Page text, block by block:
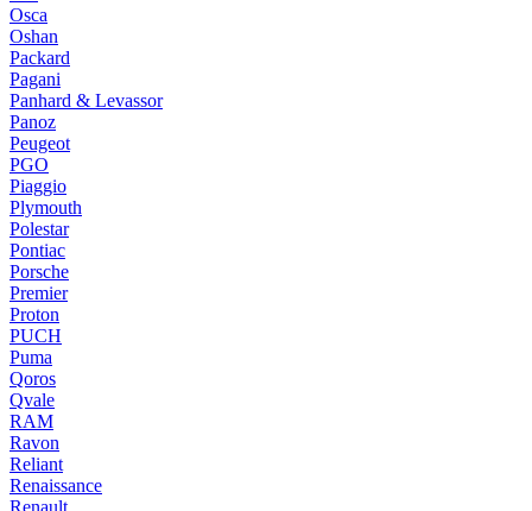
Osca
Oshan
Packard
Pagani
Panhard & Levassor
Panoz
Peugeot
PGO
Piaggio
Plymouth
Polestar
Pontiac
Porsche
Premier
Proton
PUCH
Puma
Qoros
Qvale
RAM
Ravon
Reliant
Renaissance
Renault